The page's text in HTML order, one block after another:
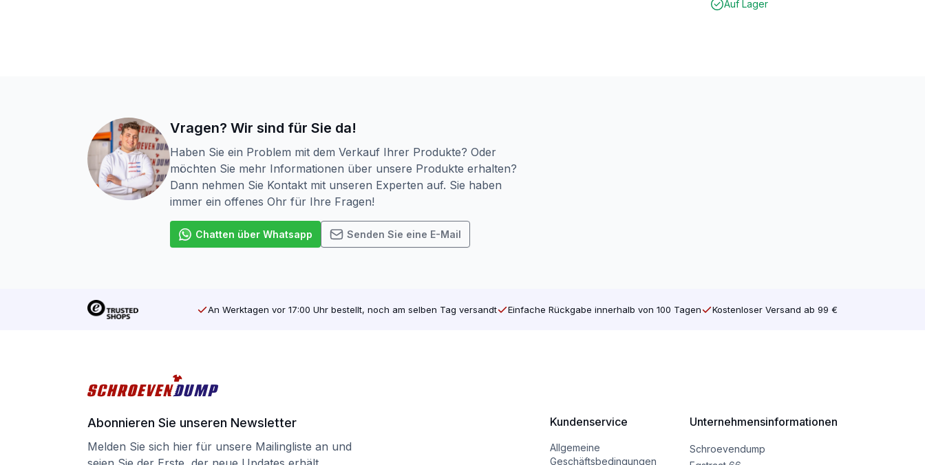
Auf Lager
Vragen? Wir sind für Sie da!
Haben Sie ein Problem mit dem Verkauf Ihrer Produkte? Oder
möchten Sie mehr Informationen über unsere Produkte erhalten?
Dann nehmen Sie Kontakt mit unseren Experten auf. Sie haben
immer ein offenes Ohr für Ihre Fragen!
Chatten über Whatsapp Senden Sie eine E-Mail
An Werktagen vor 17:00 Uhr bestellt, noch am selben Tag versandt Einfache Rückgabe innerhalb von 100 Tagen Kostenloser Versand ab 99 €
Abonnieren Sie unseren Newsletter
Melden Sie sich hier für unsere Mailingliste an und
Kundenservice
Allgemeine
Geschäftsbedingungen
Unternehmensinformationen
Schroevendump